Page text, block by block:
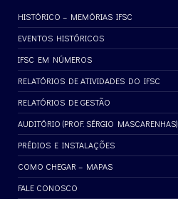
HISTÓRICO – MEMÓRIAS IFSC
EVENTOS HISTÓRICOS
IFSC EM NÚMEROS
RELATÓRIOS DE ATIVIDADES DO IFSC
RELATÓRIOS DE GESTÃO
AUDITÓRIO (PROF. SÉRGIO MASCARENHAS)
PRÉDIOS E INSTALAÇÕES
COMO CHEGAR – MAPAS
FALE CONOSCO